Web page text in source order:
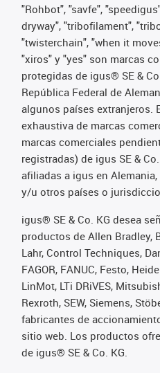
"Rohbot", "savfe",
dryway", "tribofilament",
"twisterchain", "when it
"xiros" y "yes" son marcas
protegidas de igus® SE &
República Federal de
algunos países extranjeros.
exhaustiva de marcas
marcas comerciales
registradas) de igus SE &
afiliadas a igus en Alemania,
y/u otros países o
igus® SE & Co. KG desea
productos de Allen Bradley,
Lahr, Control Techniques,
FAGOR, FANUC, Festo,
LinMot, LTi DRiVES,
Rexroth, SEW, Siemens,
fabricantes de
sitio web. Los productos
de igus® SE & Co. KG.